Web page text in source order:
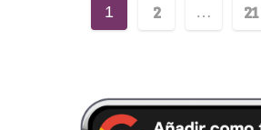
1 2 … 21